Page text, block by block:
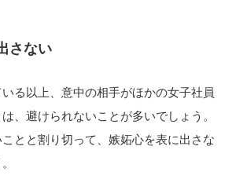
さない
る以上、意中の相手がほかの女子社員
、避けられないことが多いでしょう。
とと割り切って、嫉妬心を表に出さな